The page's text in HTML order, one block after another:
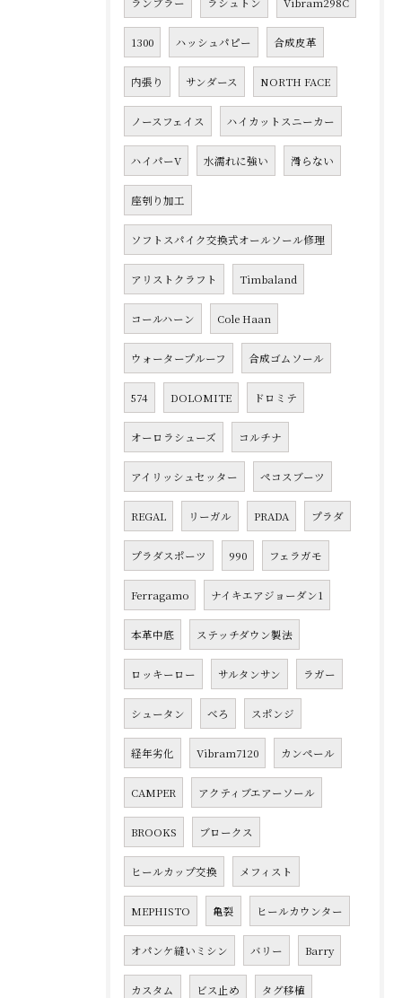
1300 ハッシュパピー 合成皮革
内張り サンダース NORTH FACE
ノースフェイス ハイカットスニーカー
ハイパーV 水濡れに強い 滑らない
座刳り加工
ソフトスパイク交換式オールソール修理
アリストクラフト Timbaland
コールハーン Cole Haan
ウォータープルーフ 合成ゴムソール
574 DOLOMITE ドロミテ
オーロラシューズ コルチナ
アイリッシュセッター ペコスブーツ
REGAL リーガル PRADA プラダ
プラダスポーツ 990 フェラガモ
Ferragamo ナイキエアジョーダン1
本革中底 ステッチダウン製法
ロッキーロー サルタンサン ラガー
シュータン べろ スポンジ
経年劣化 Vibram7120 カンペール
CAMPER アクティブエアーソール
BROOKS ブロークス
ヒールカップ交換 メフィスト
MEPHISTO 亀裂 ヒールカウンター
オパンケ縫いミシン バリー Barry
カスタム ビス止め タグ移植